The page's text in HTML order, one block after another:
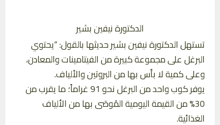
الدكتورة نيفين بشير
تستهل الدكتورة نيفين بشير حديثها بالقول: “يحتوي
البرغل على مجموعة كبيرة من الفيتامينات والمعادن،
وعلى كمية لا بأس بها من البروتين والألياف.
يوفر كوب واحد من البرغل نحو 91 غراماً؛ ما يقرب من
30% من القيمة اليومية المُوصَى بها من الألياف
الغذائية.